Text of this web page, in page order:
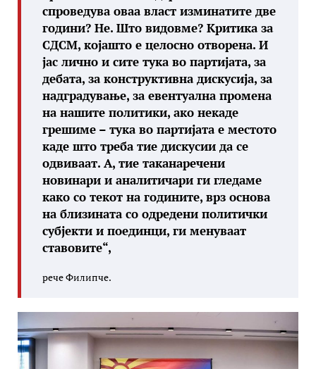
спроведува оваа власт изминатите две
години? Не. Што видовме? Критика за
СДСМ, којашто е целосно отворена. И
јас лично и сите тука во партијата, за
дебата, за конструктивна дискусија, за
надградување, за евентуална промена
на нашите политики, ако некаде
грешиме – тука во партијата е местото
каде што треба тие дискусии да се
одвиваат. А, тие таканаречени
новинари и аналитичари ги гледаме
како со текот на годините, врз основа
на близината со одредени политички
субјекти и поединци, ги менуваат
ставовите“,
рече Филипче.